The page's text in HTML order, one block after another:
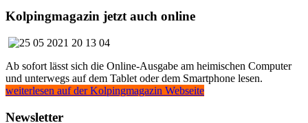
Kolpingmagazin jetzt auch online
Ab sofort lässt sich die Online-Ausgabe am heimischen Computer
und unterwegs auf dem Tablet oder dem Smartphone lesen.
weiterlesen auf der Kolpingmagazin Webseite
Newsletter